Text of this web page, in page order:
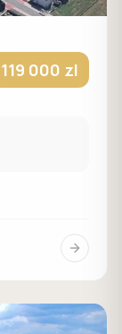
119 000 zl